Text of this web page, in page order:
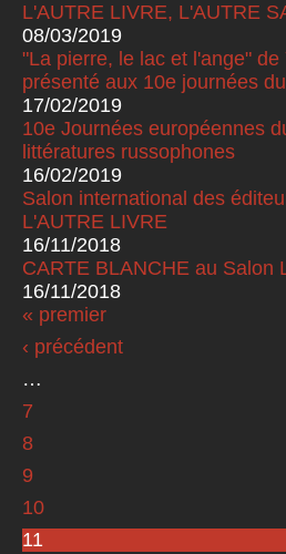
L'AUTRE LIVRE, L'AUTRE
08/03/2019
"La pierre, le lac et l'ange" de
présenté aux 10e journées
17/02/2019
10e Journées européennes
littératures russophones
16/02/2019
Salon international des
L'AUTRE LIVRE
16/11/2018
CARTE BLANCHE au Salon
16/11/2018
Pages
« premier
‹ précédent
…
7
8
9
10
11